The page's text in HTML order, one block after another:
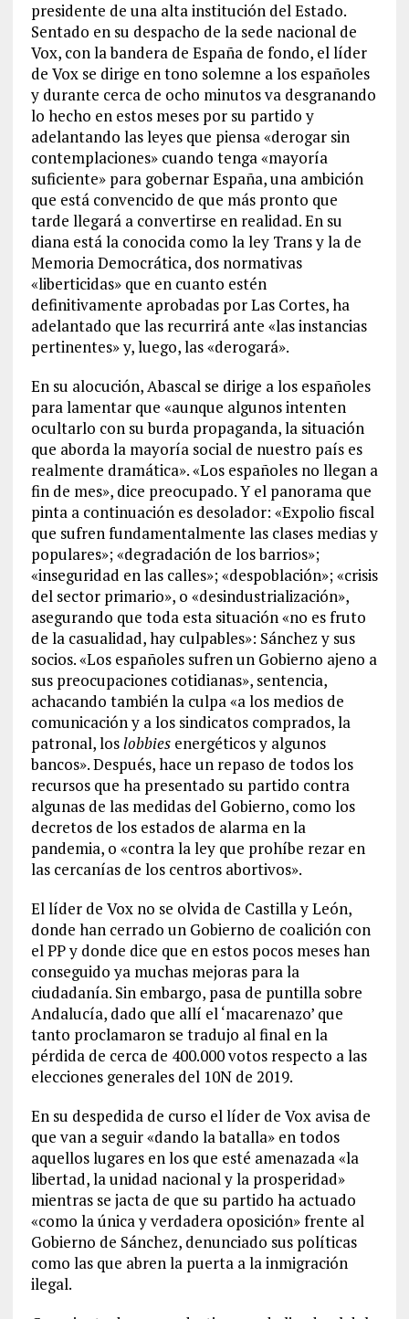
presidente de una alta institución del Estado.
Sentado en su despacho de la sede nacional de
Vox, con la bandera de España de fondo, el líder
de Vox se dirige en tono solemne a los españoles
y durante cerca de ocho minutos va desgranando
lo hecho en estos meses por su partido y
adelantando las leyes que piensa «derogar sin
contemplaciones» cuando tenga «mayoría
suficiente» para gobernar España, una ambición
que está convencido de que más pronto que
tarde llegará a convertirse en realidad. En su
diana está la conocida como la ley Trans y la de
Memoria Democrática, dos normativas
«liberticidas» que en cuanto estén
definitivamente aprobadas por Las Cortes, ha
adelantado que las recurrirá ante «las instancias
pertinentes» y, luego, las «derogará».
En su alocución, Abascal se dirige a los españoles
para lamentar que «aunque algunos intenten
ocultarlo con su burda propaganda, la situación
que aborda la mayoría social de nuestro país es
realmente dramática». «Los españoles no llegan a
fin de mes», dice preocupado. Y el panorama que
pinta a continuación es desolador: «Expolio fiscal
que sufren fundamentalmente las clases medias y
populares»; «degradación de los barrios»;
«inseguridad en las calles»; «despoblación»; «crisis
del sector primario», o «desindustrialización»,
asegurando que toda esta situación «no es fruto
de la casualidad, hay culpables»: Sánchez y sus
socios. «Los españoles sufren un Gobierno ajeno a
sus preocupaciones cotidianas», sentencia,
achacando también la culpa «a los medios de
comunicación y a los sindicatos comprados, la
patronal, loslobbiesenergéticos y algunos
bancos». Después, hace un repaso de todos los
recursos que ha presentado su partido contra
algunas de las medidas del Gobierno, como los
decretos de los estados de alarma en la
pandemia, o «contra la ley que prohíbe rezar en
las cercanías de los centros abortivos».
El líder de Vox no se olvida de Castilla y León,
donde han cerrado un Gobierno de coalición con
el PP y donde dice que en estos pocos meses han
conseguido ya muchas mejoras para la
ciudadanía. Sin embargo, pasa de puntilla sobre
Andalucía, dado que allí el ‘macarenazo’ que
tanto proclamaron se tradujo al final en la
pérdida de cerca de 400.000 votos respecto a las
elecciones generales del 10N de 2019.
En su despedida de curso el líder de Vox avisa de
que van a seguir «dando la batalla» en todos
aquellos lugares en los que esté amenazada «la
libertad, la unidad nacional y la prosperidad»
mientras se jacta de que su partido ha actuado
«como la única y verdadera oposición» frente al
Gobierno de Sánchez, denunciado sus políticas
como las que abren la puerta a la inmigración
ilegal.